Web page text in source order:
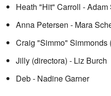
Heath "Hit" Carroll - Adam
Anna Petersen - Mara
Craig "Simmo" Simmonds
Jilly (directora) - Liz Burch
Deb - Nadine Garner